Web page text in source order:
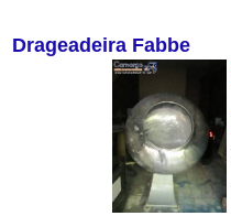
Drageadeira Fabbe